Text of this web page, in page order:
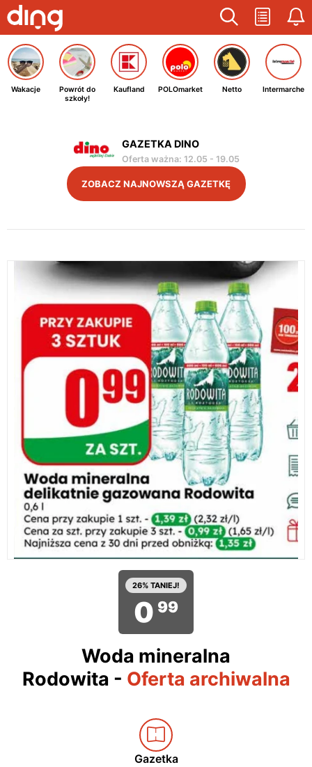
Wakacje
Powrót do
szkoły!
Kaufland POLOmarket Netto Intermarche
GAZETKA DINO
Oferta ważna: 12.05 - 19.05
ZOBACZ NAJNOWSZĄ GAZETKĘ
26% TANIEJ!
0 99
Woda mineralna
Rodowita - Oferta archiwalna
Gazetka